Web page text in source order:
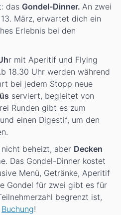
das Gondel-Dinner. An zwei
März, erwartet dich ein
Erlebnis bei den
r mit Aperitif und Flying
18.30 Uhr werden während
bei jedem Stopp neue
serviert, begleitet von
Runden gibt es zum
einen Digestif, um den
beheizt, aber Decken
Das Gondel-Dinner kostet
Menü, Getränke, Aperitif
Gondel für zwei gibt es für
begrenzt ist,
Buchung!